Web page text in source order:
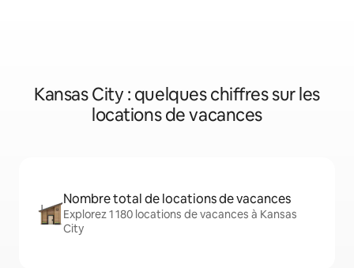
Kansas City : quelques chiffres sur les
locations de vacances
Nombre total de locations de vacances
Explorez 1 180 locations de vacances à Kansas
City